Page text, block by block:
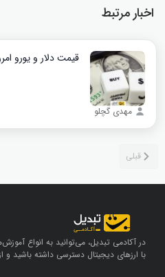
اخبار مرتبط
قیمت دلار و یورو امروز ۱۷
مهدی گچلو
در آکادمی تبدیل، می‌توانید به انواع
با ارزهای دیجیتال دسترسی داشته باشید و